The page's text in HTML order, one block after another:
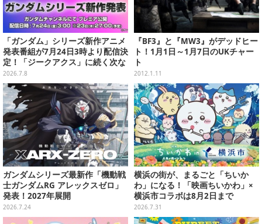
「ガンダム」シリーズ新作アニメ
発表番組が7月24日3時より配信決
定！「ジークアクス」に続く次な
る作品は果たして…
2026.7.8
『BF3』と『MW3』がデッドヒー
ト！1月1日～1月7日のUKチャー
ト
2012.1.11
ガンダムシリーズ最新作「機動戦
士ガンダムRG アレックスゼロ」
発表！2027年展開
2026.7.24
横浜の街が、まるごと「ちいか
わ」になる！「映画ちいかわ」×
横浜市コラボは8月2日まで
2026.7.31